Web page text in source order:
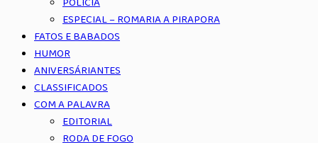
ESPECIAL – ROMARIA A PIRAPORA
FATOS E BABADOS
HUMOR
ANIVERSÁRIANTES
CLASSIFICADOS
COM A PALAVRA
EDITORIAL
RODA DE FOGO